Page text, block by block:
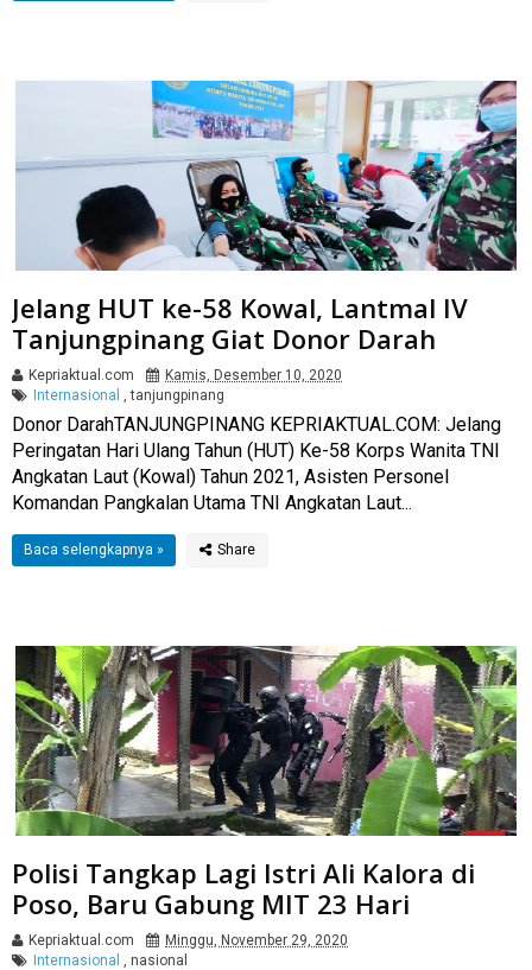
Jelang HUT ke-58 Kowal, Lantmal IV
Tanjungpinang Giat Donor Darah
Kepriaktual.com
Kamis, Desember 10, 2020
Internasional
tanjungpinang
Donor DarahTANJUNGPINANG KEPRIAKTUAL.COM: Jelang
Peringatan Hari Ulang Tahun (HUT) Ke-58 Korps Wanita TNI
Angkatan Laut (Kowal) Tahun 2021, Asisten Personel
Komandan Pangkalan Utama TNI Angkatan Laut...
Baca selengkapnya »
Polisi Tangkap Lagi Istri Ali Kalora di
Poso, Baru Gabung MIT 23 Hari
Kepriaktual.com
Minggu, November 29, 2020
Internasional
nasional